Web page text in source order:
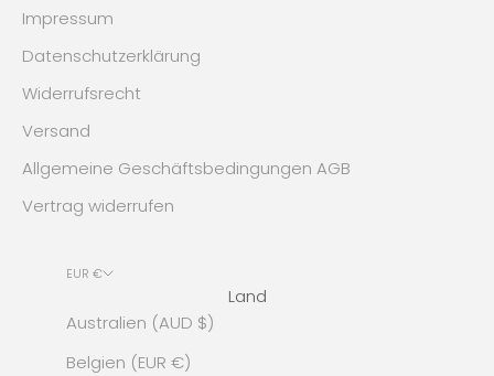
Impressum
Datenschutzerklärung
Widerrufsrecht
Versand
Allgemeine Geschäftsbedingungen AGB
Vertrag widerrufen
EUR €
Land
Australien (AUD $)
Belgien (EUR €)